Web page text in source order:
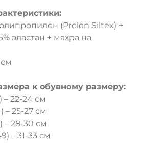
(Prolen Siltex) +
эластан + махра на
к обувному размеру:
– 22-24 см
– 25-27 см
– 28-30 см
– 31-33 см